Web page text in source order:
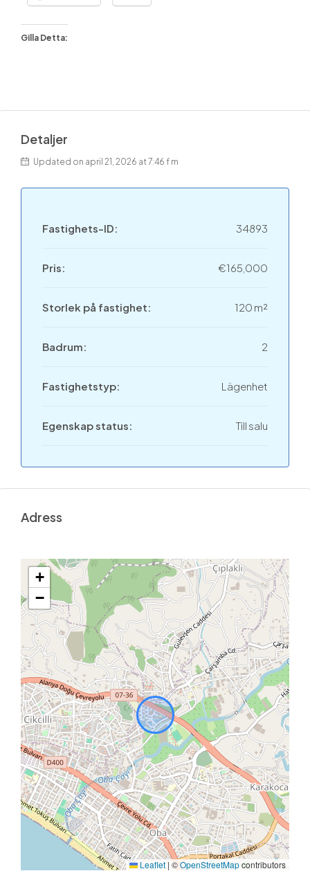
Gilla Detta:
Detaljer
Updated on april 21, 2026 at 7:46 f m
Fastighets-ID: 34893
Pris: €165,000
Storlek på fastighet: 120 m²
Badrum: 2
Fastighetstyp: Lägenhet
Egenskap status: Till salu
Adress
+
−
Leaflet | ©OpenStreetMapcontributors